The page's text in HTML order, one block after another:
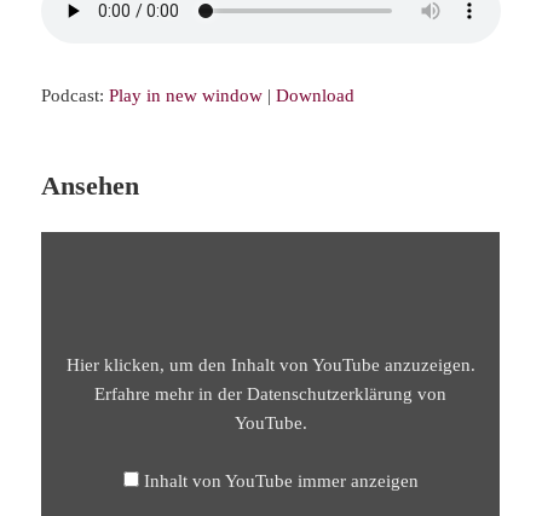
Podcast:Play in new window |Download
Ansehen
ZWECK
BHAKTI
Hier klicken, um den Inhalt von YouTube anzuzeigen.
Erfahre mehr in derDatenschutzerklärung von
YouTube.
Inhalt von YouTube immer anzeigen